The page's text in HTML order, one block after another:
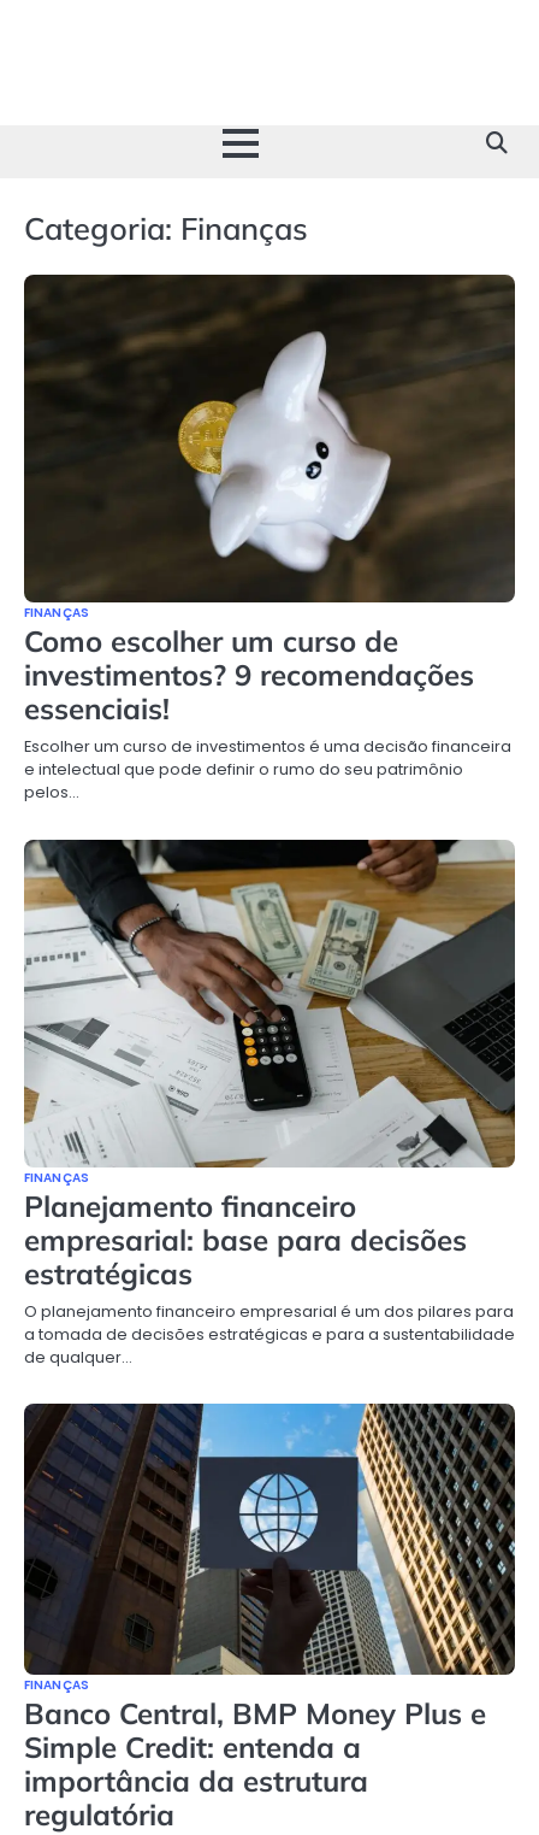
Categoria: Finanças
FINANÇAS
Como escolher um curso de
investimentos? 9 recomendações
essenciais!
Escolher um curso de investimentos é uma decisão financeira
e intelectual que pode definir o rumo do seu patrimônio
pelos…
FINANÇAS
Planejamento financeiro
empresarial: base para decisões
estratégicas
O planejamento financeiro empresarial é um dos pilares para
a tomada de decisões estratégicas e para a sustentabilidade
de qualquer…
FINANÇAS
Banco Central, BMP Money Plus e
Simple Credit: entenda a
importância da estrutura
regulatória